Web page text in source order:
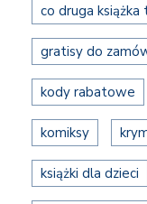
co druga książka
gratisy do
kody rabatowe
komiksy
książki dla dzieci